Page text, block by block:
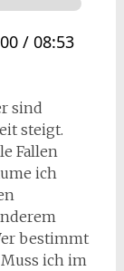
sind
steigt.
Fallen
ich
bestimmt
ich im